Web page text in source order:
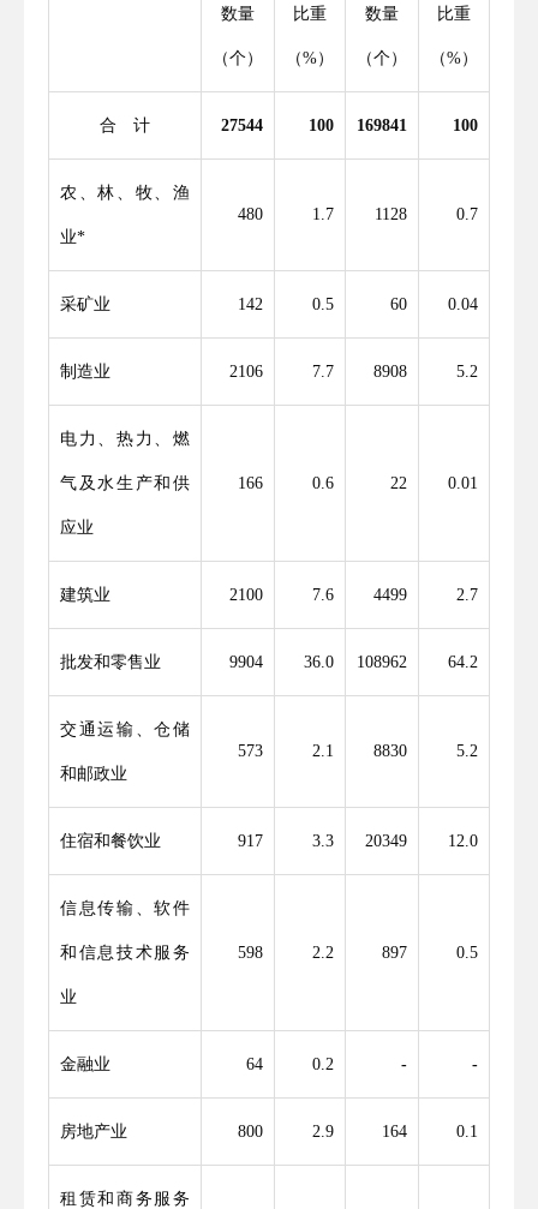
数量
（个）
比重
（%）
数量
（个）
比重
（%）
合 计 27544 100 169841 100
农、林、牧、渔
业*
480 1 7 1128 0 7
采矿业 142 0 5 60 0 04
制造业 2106 7 7 8908 5 2
电力、热力、燃
气及水生产和供
应业
166 0 6 22 0 01
建筑业 2100 7 6 4499 2 7
批发和零售业 9904 36.0 108962 64 2
交通运输、仓储
和邮政业
573 2 1 8830 5 2
住宿和餐饮业 917 3 3 20349 12.0
信息传输、软件
和信息技术服务
业
598 2 2 897 0 5
金融业 64 0 2 - -
房地产业 800 2 9 164 0 1
租赁和商务服务